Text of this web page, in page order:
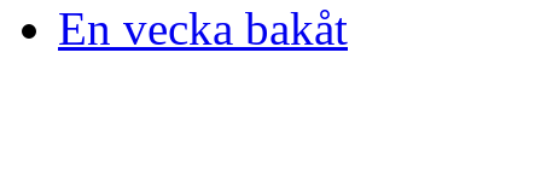
En vecka bakåt